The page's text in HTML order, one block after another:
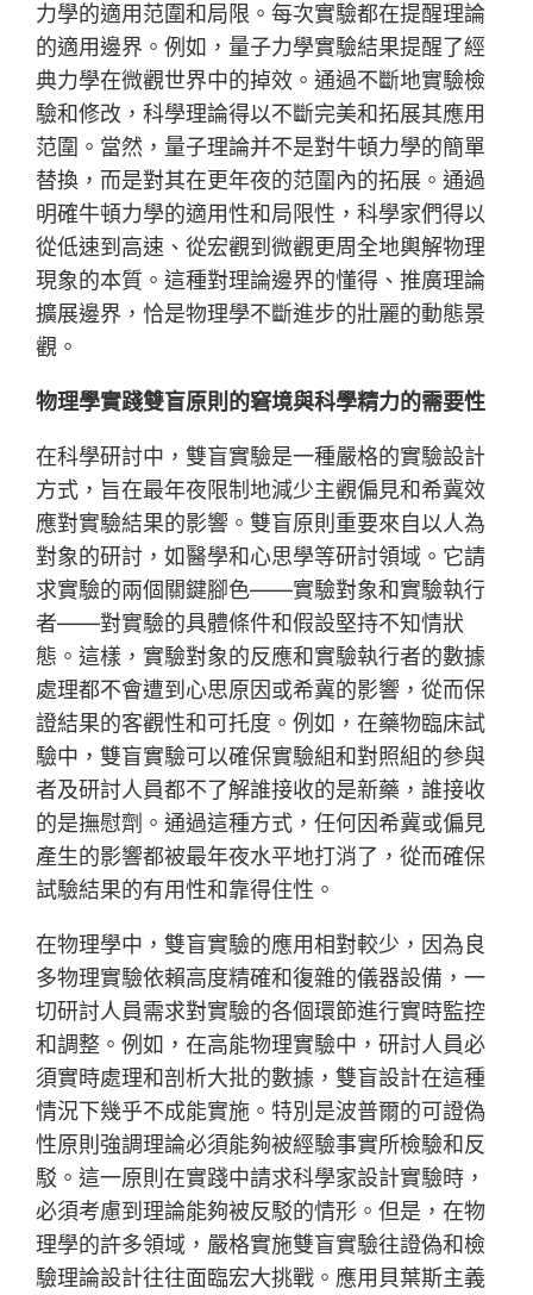
力學的適用范圍和局限。每次實驗都在提醒理論
的適用邊界。例如，量子力學實驗結果提醒了經
典力學在微觀世界中的掉效。通過不斷地實驗檢
驗和修改，科學理論得以不斷完美和拓展其應用
范圍。當然，量子理論并不是對牛頓力學的簡單
替換，而是對其在更年夜的范圍內的拓展。通過
明確牛頓力學的適用性和局限性，科學家們得以
從低速到高速、從宏觀到微觀更周全地輿解物理
現象的本質。這種對理論邊界的懂得、推廣理論
擴展邊界，恰是物理學不斷進步的壯麗的動態景
觀。
物理學實踐雙盲原則的窘境與科學精力的需要性
在科學研討中，雙盲實驗是一種嚴格的實驗設計
方式，旨在最年夜限制地減少主觀偏見和希冀效
應對實驗結果的影響。雙盲原則重要來自以人為
對象的研討，如醫學和心思學等研討領域。它請
求實驗的兩個關鍵腳色——實驗對象和實驗執行
者——對實驗的具體條件和假設堅持不知情狀
態。這樣，實驗對象的反應和實驗執行者的數據
處理都不會遭到心思原因或希冀的影響，從而保
證結果的客觀性和可托度。例如，在藥物臨床試
驗中，雙盲實驗可以確保實驗組和對照組的參與
者及研討人員都不了解誰接收的是新藥，誰接收
的是撫慰劑。通過這種方式，任何因希冀或偏見
產生的影響都被最年夜水平地打消了，從而確保
試驗結果的有用性和靠得住性。
在物理學中，雙盲實驗的應用相對較少，因為良
多物理實驗依賴高度精確和復雜的儀器設備，一
切研討人員需求對實驗的各個環節進行實時監控
和調整。例如，在高能物理實驗中，研討人員必
須實時處理和剖析大批的數據，雙盲設計在這種
情況下幾乎不成能實施。特別是波普爾的可證偽
性原則強調理論必須能夠被經驗事實所檢驗和反
駁。這一原則在實踐中請求科學家設計實驗時，
必須考慮到理論能夠被反駁的情形。但是，在物
理學的許多領域，嚴格實施雙盲實驗往證偽和檢
驗理論設計往往面臨宏大挑戰。應用貝葉斯主義